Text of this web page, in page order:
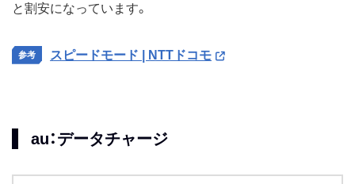
と割安になっています。
スピードモード | NTTドコモ
au：データチャージ